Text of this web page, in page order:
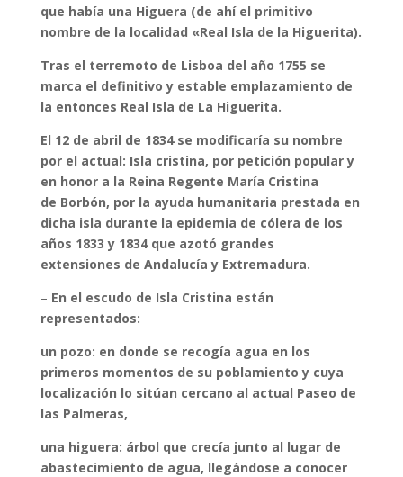
que había una Higuera (de ahí el primitivo
nombre de la localidad «Real Isla de la Higuerita).
Tras el terremoto de Lisboa del año 1755 se
marca el definitivo y estable emplazamiento de
la entonces Real Isla de La Higuerita.
El 12 de abril de 1834 se modificaría su nombre
por el actual: Isla cristina, por petición popular y
en honor a la Reina Regente María Cristina
de Borbón, por la ayuda humanitaria prestada en
dicha isla durante la epidemia de cólera de los
años 1833 y 1834 que azotó grandes
extensiones de Andalucía y Extremadura.
– En el escudo de Isla Cristina están
representados:
un pozo: en donde se recogía agua en los
primeros momentos de su poblamiento y cuya
localización lo sitúan cercano al actual Paseo de
las Palmeras,
una higuera: árbol que crecía junto al lugar de
abastecimiento de agua, llegándose a conocer